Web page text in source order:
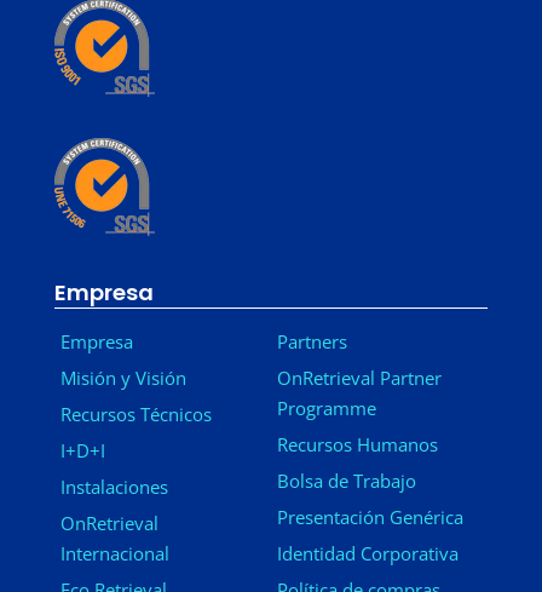
Empresa
Empresa
Misión y Visión
Recursos Técnicos
I+D+I
Instalaciones
OnRetrieval
Internacional
Partners
OnRetrieval Partner
Programme
Recursos Humanos
Bolsa de Trabajo
Presentación Genérica
Identidad Corporativa